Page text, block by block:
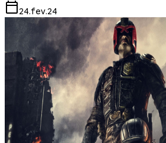
24.fev.24